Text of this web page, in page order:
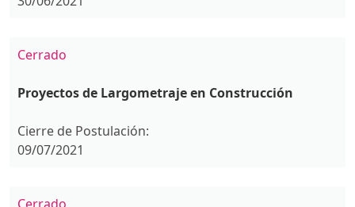
Cerrado
Proyectos de Largometraje en Construcción
Cierre de Postulación:
09/07/2021